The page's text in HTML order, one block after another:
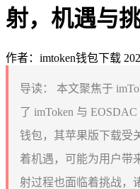
射，机遇与
作者：imtoken钱包下载
导读：
本文聚焦于
了 imToken 与
钱包，其苹果版下载受
着机遇，可能为用户带
射过程也面临着挑战，